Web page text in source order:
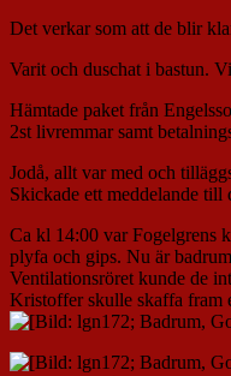
Det verkar som att de blir
Varit och duschat i bastun.
Hämtade paket från
2st livremmar samt
Jodå, allt var med och
Skickade ett meddelande till
Ca kl 14:00 var Fogelgrens
plyfa och gips. Nu är
Ventilationsröret kunde de
Kristoffer skulle skaffa fram